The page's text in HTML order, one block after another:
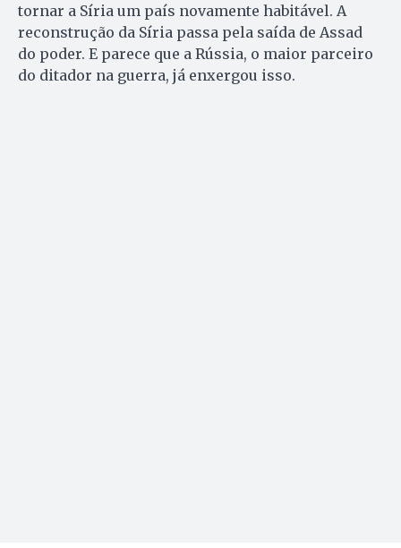
tornar a Síria um país novamente habitável. A
reconstrução da Síria passa pela saída de Assad
do poder. E parece que a Rússia, o maior parceiro
do ditador na guerra, já enxergou isso.